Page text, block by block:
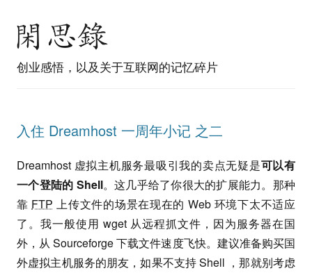
创业感悟，以及关于互联网的记忆碎片
入住 Dreamhost 一周年小记 之二
Dreamhost 虚拟主机服务最吸引我的卖点无疑是可以有
一个登陆的 Shell。这几乎给了你很大的扩展能力。那种
靠 FTP 上传文件的场景在现在的 Web 环境下太不适应
了。我一般使用 wget 从远程抓文件，因为服务器在国
外，从 Sourceforge 下载文件速度飞快。建议准备购买国
外虚拟主机服务的朋友，如果不支持 Shell ，那就别考虑